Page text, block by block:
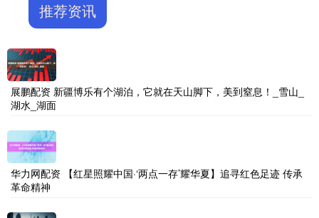
推荐资讯
展鹏配资 新疆博乐有个湖泊，它就在天山脚下，美到窒息！_雪山_
湖水_湖面
华力网配资 【红星照耀中国·‘两点一存’耀华夏】追寻红色足迹 传承
革命精神